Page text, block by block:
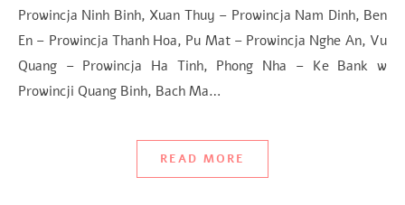
Prowincja Ninh Binh, Xuan Thuy – Prowincja Nam Dinh, Ben
En – Prowincja Thanh Hoa, Pu Mat – Prowincja Nghe An, Vu
Quang – Prowincja Ha Tinh, Phong Nha – Ke Bank w
Prowincji Quang Binh, Bach Ma…
READ MORE